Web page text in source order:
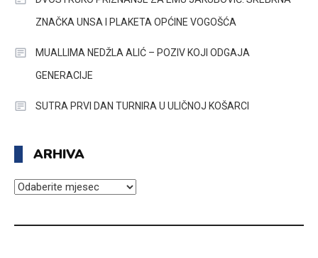
ZNAČKA UNSA I PLAKETA OPĆINE VOGOŠĆA
MUALLIMA NEDŽLA ALIĆ – POZIV KOJI ODGAJA
GENERACIJE
SUTRA PRVI DAN TURNIRA U ULIČNOJ KOŠARCI
ARHIVA
ARHIVA